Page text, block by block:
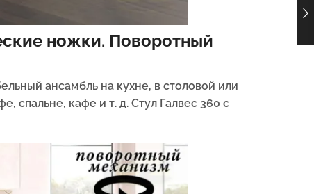
ножки. Поворотный
ансамбль на кухне, в столовой или
спальне, кафе и т. д. Стул Галвес 360 с